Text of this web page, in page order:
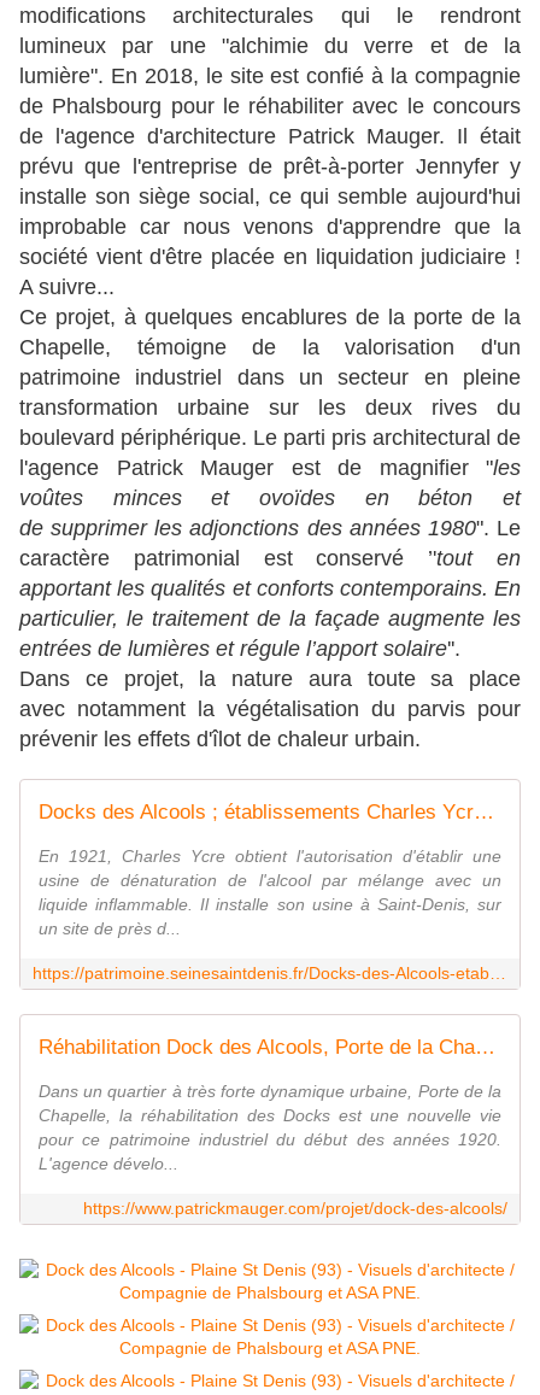
modifications architecturales qui le rendront
lumineux par une "alchimie du verre et de la
lumière". En 2018, le site est confié à la compagnie
de Phalsbourg pour le réhabiliter avec le concours
de l'agence d'architecture Patrick Mauger. Il était
prévu que l'entreprise de prêt-à-porter Jennyfer y
installe son siège social, ce qui semble aujourd'hui
improbable car nous venons d'apprendre que la
société vient d'être placée en liquidation judiciaire !
A suivre...
Ce projet, à quelques encablures de la porte de la
Chapelle, témoigne de la valorisation d'un
patrimoine industriel dans un secteur en pleine
transformation urbaine sur les deux rives du
boulevard périphérique. Le parti pris architectural de
l'agence Patrick Mauger est de magnifier "les
voûtes minces et ovoïdes en béton et
de supprimer les adjonctions des années 1980". Le
caractère patrimonial est conservé ’'tout en
apportant les qualités et conforts contemporains. En
particulier, le traitement de la façade augmente les
entrées de lumières et régule l’apport solaire''.
Dans ce projet, la nature aura toute sa place
avec notamment la végétalisation du parvis pour
prévenir les effets d'îlot de chaleur urbain.
Docks des Alcools ; établissements Charles Ycres - Atlas de l'architecture et du patrimoine
En 1921, Charles Ycre obtient l'autorisation d'établir une
usine de dénaturation de l'alcool par mélange avec un
liquide inflammable. Il installe son usine à Saint-Denis, sur
un site de près d...
Réhabilitation Dock des Alcools, Porte de la Chapelle | Patrick Mauger
Dans un quartier à très forte dynamique urbaine, Porte de la
Chapelle, la réhabilitation des Docks est une nouvelle vie
pour ce patrimoine industriel du début des années 1920.
L'agence dévelo...
https://www.patrickmauger.com/projet/dock-des-alcools/